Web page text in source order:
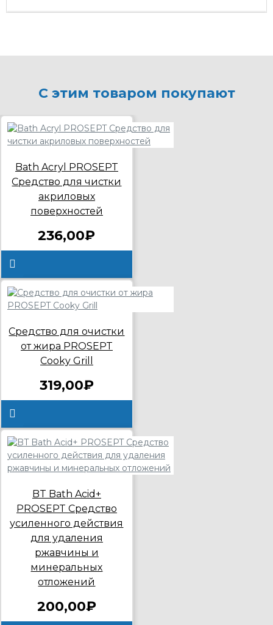
С этим товаром покупают
Bath Acryl PROSEPT
Средство для чистки
акриловых
поверхностей
236,00₽
Средство для очистки
от жира PROSEPT
Cooky Grill
319,00₽
BT Bath Acid+
PROSEPT Средство
усиленного действия
для удаления
ржавчины и
минеральных
отложений
200,00₽